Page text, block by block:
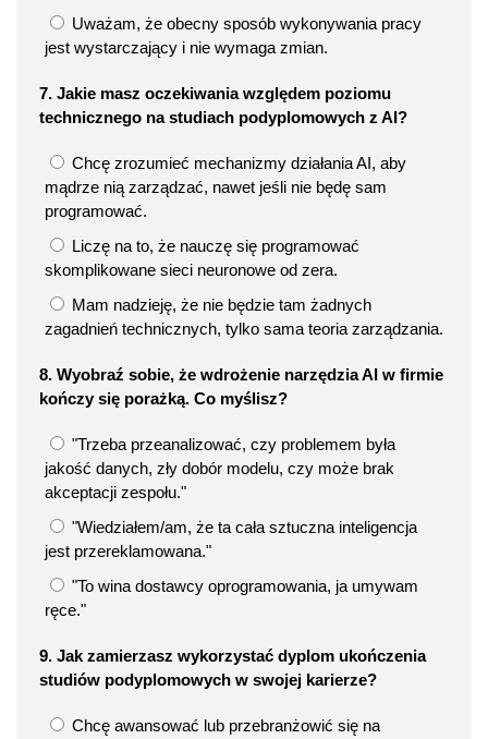
Uważam, że obecny sposób wykonywania pracy
jest wystarczający i nie wymaga zmian.
7. Jakie masz oczekiwania względem poziomu
technicznego na studiach podyplomowych z AI?
Chcę zrozumieć mechanizmy działania AI, aby
mądrze nią zarządzać, nawet jeśli nie będę sam
programować.
Liczę na to, że nauczę się programować
skomplikowane sieci neuronowe od zera.
Mam nadzieję, że nie będzie tam żadnych
zagadnień technicznych, tylko sama teoria zarządzania.
8. Wyobraź sobie, że wdrożenie narzędzia AI w firmie
kończy się porażką. Co myślisz?
"Trzeba przeanalizować, czy problemem była
jakość danych, zły dobór modelu, czy może brak
akceptacji zespołu."
"Wiedziałem/am, że ta cała sztuczna inteligencja
jest przereklamowana."
"To wina dostawcy oprogramowania, ja umywam
ręce."
9. Jak zamierzasz wykorzystać dyplom ukończenia
studiów podyplomowych w swojej karierze?
Chcę awansować lub przebranżowić się na